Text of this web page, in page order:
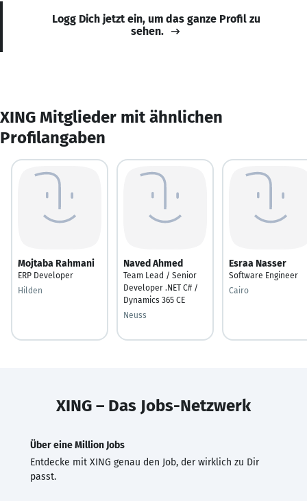
Logg Dich jetzt ein, um das ganze Profil zu
sehen.
XING Mitglieder mit ähnlichen
Profilangaben
Mojtaba Rahmani
ERP Developer
Hilden
Naved Ahmed
Team Lead / Senior
Developer .NET C# /
Dynamics 365 CE
Neuss
Esraa Nasser
Software Engineer
Cairo
XING – Das Jobs-Netzwerk
Über eine Million Jobs
Entdecke mit XING genau den Job, der wirklich zu Dir
passt.